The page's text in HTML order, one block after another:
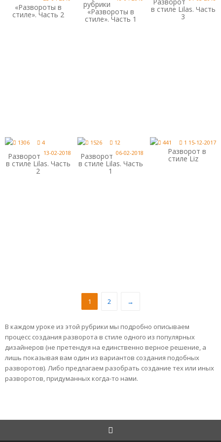
«Развороты в
стиле». Часть 2
рубрики
«Развороты в
стиле». Часть 1
в стиле Lilas. Часть
3
1306
4
13-02-2018
Разворот
в стиле Lilas. Часть
2
1526
12
06-02-2018
Разворот
в стиле Lilas. Часть
1
441 1 15-12-2017
Разворот в
стиле Liz
1 2 →
В каждом уроке из этой рубрики мы подробно описываем
процесс создания разворота в стиле одного из популярных
дизайнеров (не претендуя на единственно верное решение, а
лишь показывая вам один из вариантов создания подобных
разворотов). Либо предлагаем разобрать создание тех или иных
разворотов, придуманных когда-то нами.